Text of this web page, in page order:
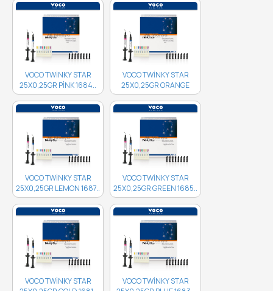
VOCO TWİNKY STAR
25X0,25GR PİNK 1684..
VOCO TWİNKY STAR
25X0,25GR ORANGE
1686..
VOCO TWİNKY STAR
25X0,25GR LEMON 1687..
VOCO TWİNKY STAR
25X0,25GR GREEN 1685..
VOCO TWİNKY STAR
VOCO TWİNKY STAR